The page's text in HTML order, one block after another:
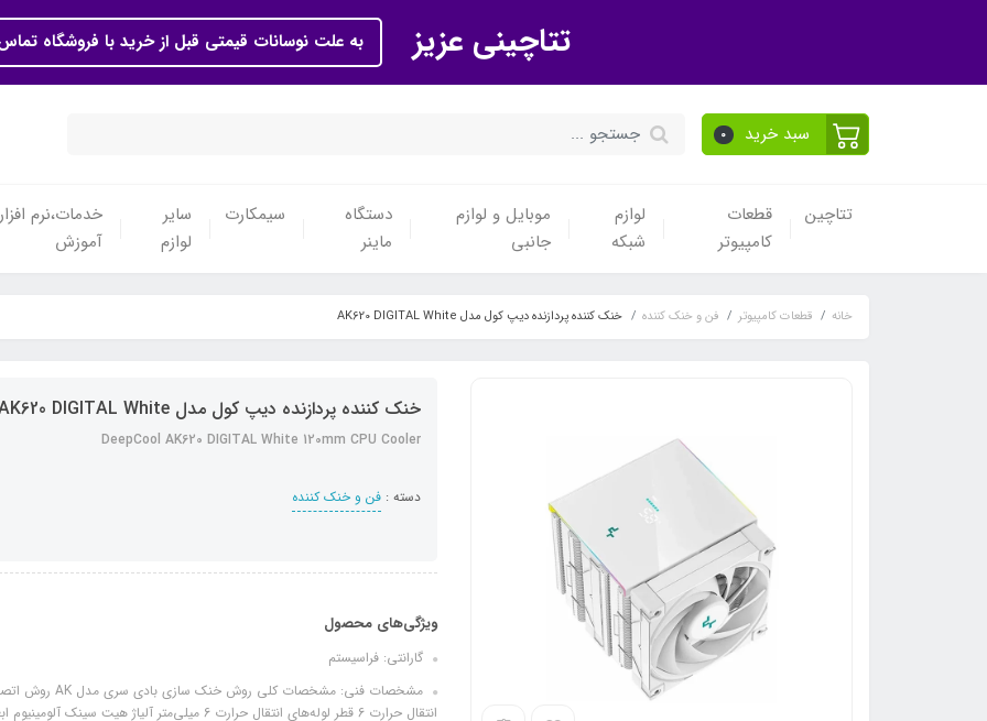
تتاچینی عزیز به علت نوسانات قیمتی قبل از خرید با فروشگاه
سبد خرید 0
تتاچین
قطعات
کامپیوتر
لوازم
شبکه
موبایل و لوازم
جانبی
دستگاه
ماینر
سیمکارت
سایر
لوازم
خدمات،نرم
آموزش
خانه قطعات کامپیوتر فن و خنک کننده خنک کننده پردازنده دیپ کول مدل AK620 DIGITAL White
خنک کننده پردازنده دیپ کول مدل AK620 DIGITAL White
DeepCool AK620 DIGITAL White 120mm CPU Cooler
دسته : فن و خنک کننده
ویژگی‌های محصول
گارانتی: فراسیستم